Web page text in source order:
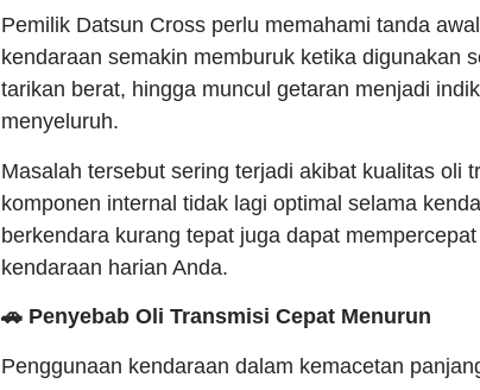
Pemilik Datsun Cross perlu memahami tanda
kendaraan semakin memburuk ketika digunakan
tarikan berat, hingga muncul getaran menjadi
menyeluruh.
Masalah tersebut sering terjadi akibat kualitas oli
komponen internal tidak lagi optimal selama
berkendara kurang tepat juga dapat
kendaraan harian Anda.
🚗 Penyebab Oli Transmisi Cepat Menurun
Penggunaan kendaraan dalam kemacetan